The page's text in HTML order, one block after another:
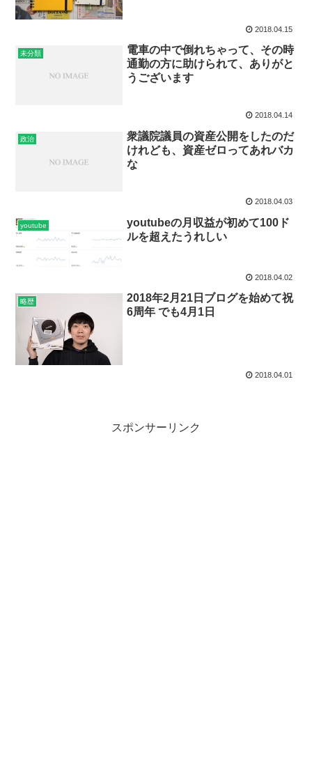
2018.04.15
未分類
電車の中で倒れちゃって、その時
通勤の方に助けられて、ありがと
うございます
2018.04.14
政治
衆議院議員の資産公開をしたのだ
けれども、資産ゼロってあれバカ
な
2018.04.03
youtube
youtubeの月収益が初めて100ド
ルを超えたうれしい
2018.04.02
略歴
2018年2月21日ブログを始めて祝
6周年 でも4月1日
2018.04.01
スポンサーリンク